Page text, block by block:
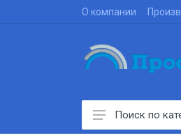
О компании
Поиск по